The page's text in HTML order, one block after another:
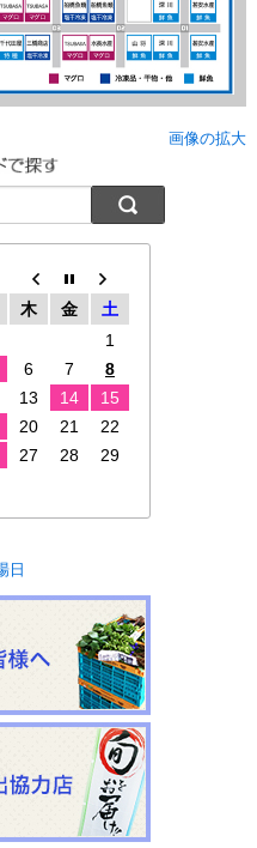
画像の拡大
木 金
土
1
6 7
8
13 14
15
20 21
22
27 28
29
日